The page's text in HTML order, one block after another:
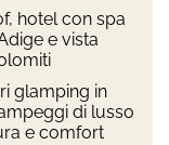
hotel con spa
e vista
glamping in
di lusso
e comfort